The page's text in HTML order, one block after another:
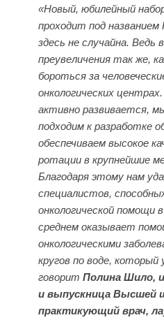
«Новый, юбилейный
проходит под
здесь не случайна.
преувеличения так же,
бороться за
онкологических
активно развивается,
подходим к разработке
обеспечиваем высокое
ротации в крупнейшие
Благодаря этому нам
специалистов,
онкологической помощи
среднем оказывает
онкологическими
кругов по воде,
говорит Полина Шило,
и выпускница Высшей
практикующий врач,